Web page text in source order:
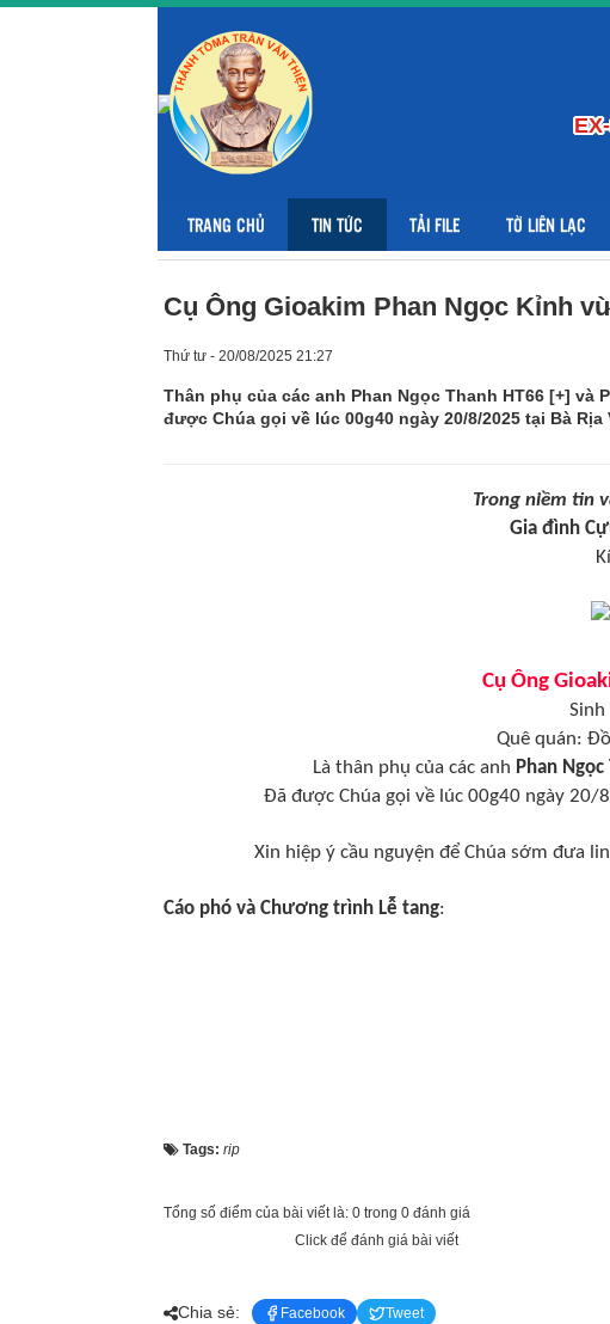
TRANG CHỦ TIN TỨC TẢI FILE TỜ LIÊN LẠC
Cụ Ông Gioakim Phan Ngọc Kỉnh
Thứ tư - 20/08/2025 21:27
Thân phụ của các anh Phan Ngọc Thanh HT66 [+] và
được Chúa gọi về lúc 00g40 ngày 20/8/2025 tại Bà
Trong niềm tin
Gia đình
Cụ Ông
Quê quán:
Là thân phụ của các anh Phan
Đã được Chúa gọi về lúc 00g40 ngày
Xin hiệp ý cầu nguyện để Chúa sớm đưa
Cáo phó và Chương trình Lễ tang:
Tags: rip
Tổng số điểm của bài viết là: 0 trong 0 đánh giá
Click để đánh giá bài viết
Chia sẻ: Facebook Tweet